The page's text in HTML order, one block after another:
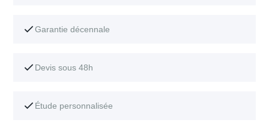
Garantie décennale
Devis sous 48h
Étude personnalisée